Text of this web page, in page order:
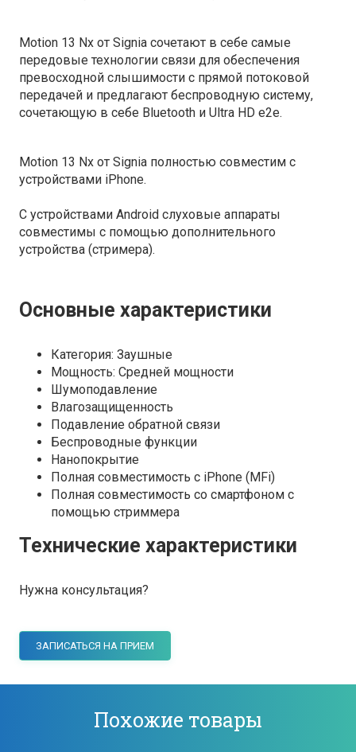
Motion 13 Nx от Signia сочетают в себе самые
передовые технологии связи для обеспечения
превосходной слышимости с прямой потоковой
передачей и предлагают беспроводную систему,
сочетающую в себе Bluetooth и Ultra HD e2e.
Motion 13 Nx от Signia полностью совместим с
устройствами iPhone.
С устройствами Android слуховые аппараты
совместимы с помощью дополнительного
устройства (стримера).
Основные характеристики
Категория: Заушные
Мощность: Средней мощности
Шумоподавление
Влагозащищенность
Подавление обратной связи
Беспроводные функции
Нанопокрытие
Полная совместимость с iPhone (MFi)
Полная совместимость со смартфоном с
помощью стриммера
Технические характеристики
Нужна консультация?
ЗАПИСАТЬСЯ НА ПРИЕМ
Похожие товары